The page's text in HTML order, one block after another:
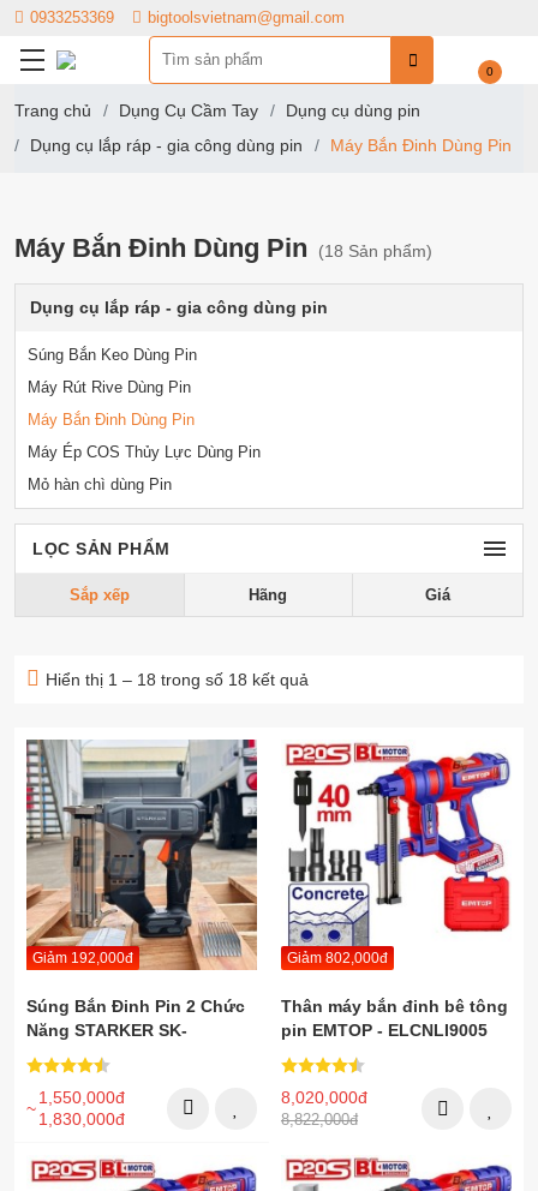
0933253369 bigtoolsvietnam@gmail.com
0
Trang chủ Dụng Cụ Cầm Tay
Dụng cụ dùng pin
Dụng cụ lắp ráp - gia công dùng pin
Máy Bắn Đinh Dùng Pin
Dụng cụ lắp ráp - gia công dùng pin
Súng Bắn Keo Dùng Pin
Máy Rút Rive Dùng Pin
Máy Bắn Đinh Dùng Pin
Máy Ép COS Thủy Lực Dùng Pin
Mỏ hàn chì dùng Pin
LỌC SẢN PHẨM
Sắp xếp Hãng Giá
Máy Bắn Đinh Dùng Pin (18 Sản phẩm)
Hiển thị 1 – 18 trong số 18 kết quả
Giảm 192,000đ
Súng Bắn Đinh Pin 2 Chức
Năng STARKER SK-
F30/422J
1,550,000đ
1,830,000đ
Giảm 802,000đ
Thân máy bắn đinh bê tông
pin EMTOP - ELCNLI9005
8,020,000đ
8,822,000đ